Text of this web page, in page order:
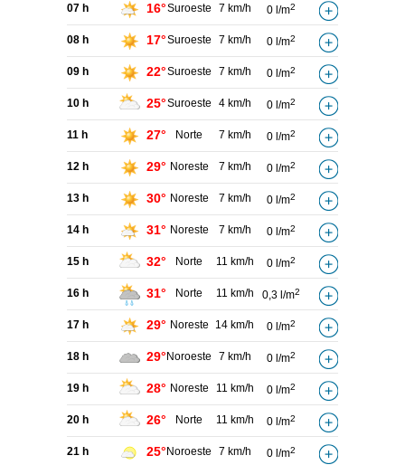
07 h 16°Suroeste 7 km/h 0 l/m2
08 h 17°Suroeste 7 km/h 0 l/m2
09 h 22°Suroeste 7 km/h 0 l/m2
10 h 25°Suroeste 4 km/h 0 l/m2
11 h 27° Norte 7 km/h 0 l/m2
12 h 29° Noreste 7 km/h 0 l/m2
13 h 30° Noreste 7 km/h 0 l/m2
14 h 31° Noreste 7 km/h 0 l/m2
15 h 32° Norte 11 km/h 0 l/m2
16 h 31° Norte 11 km/h 0,3 l/m2
17 h 29° Noreste 14 km/h 0 l/m2
18 h 29° Noroeste 7 km/h 0 l/m2
19 h 28° Noreste 11 km/h 0 l/m2
20 h 26° Norte 11 km/h 0 l/m2
21 h 25° Noroeste 7 km/h 0 l/m2